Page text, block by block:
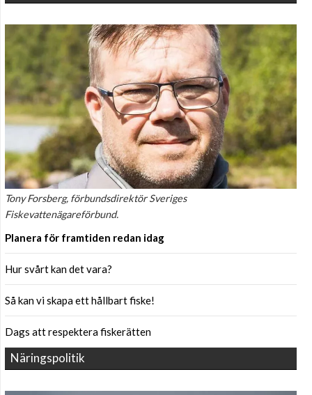
Tony Forsberg, förbundsdirektör Sveriges
Fiskevattenägareförbund.
Planera för framtiden redan idag
Hur svårt kan det vara?
Så kan vi skapa ett hållbart fiske!
Dags att respektera fiskerätten
Näringspolitik